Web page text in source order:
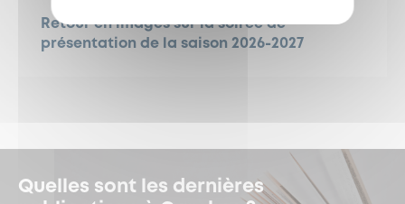
Retour en images sur la soirée de
présentation de la saison 2026-2027
Quelles sont les dernières